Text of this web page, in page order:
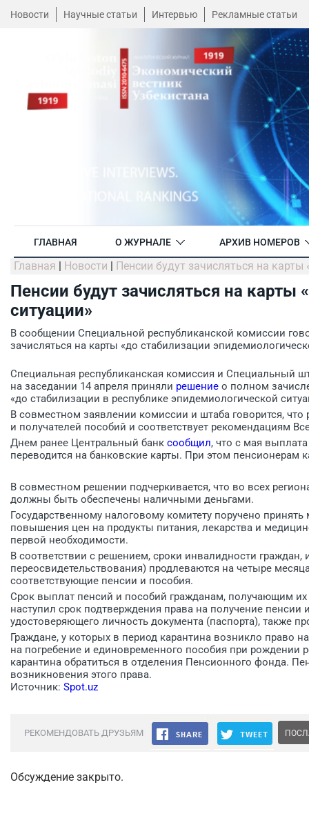
Новости Научные статьи Интервью Рекламные статьи
ГЛАВНАЯ О ЖУРНАЛЕ АРХИВ НОМЕРОВ
Главная | Новости | Пенсии будут зачисляться на карты
Пенсии будут зачисляться на карты
ситуации»
В сообщении Специальной республиканской комиссии
зачисляться на карты «до стабилизации
Специальная республиканская комиссия и Специальный
на заседании 14 апреля приняли решение о полном
«до стабилизации в республике эпидемиологической
В совместном заявлении комиссии и штаба говорится,
и получателей пособий и соответствует рекомендациям
Днем ранее Центральный банк сообщил, что с мая
переводится на банковские карты. При этом
В совместном решении подчеркивается, что во всех
должны быть обеспечены наличными деньгами.
Государственному налоговому комитету поручено
повышения цен на продукты питания, лекарства и
первой необходимости.
В соответствии с решением, сроки инвалидности граждан,
переосвидетельствования) продлеваются на четыре
соответствующие пенсии и пособия.
Срок выплат пенсий и пособий гражданам, получающим их
наступил срок подтверждения права на получение пенсии
удостоверяющего личность документа (паспорта), также
Граждане, у которых в период карантина возникло право
на погребение и единовременного пособия при рождении
карантина обратиться в отделения Пенсионного фонда.
возникновения этого права.
Источник: Spot.uz
РЕКОМЕНДОВАТЬ ДРУЗЬЯМ
Обсуждение закрыто.